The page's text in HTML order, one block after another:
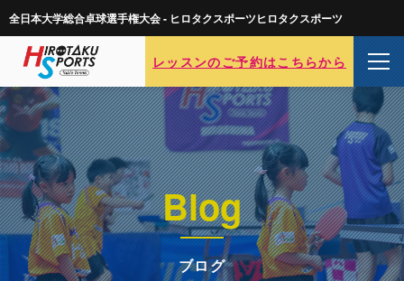
全日本大学総合卓球選手権大会 - ヒロタクスポーツヒロタクスポーツ
レッスンのご予約はこちらから
Blog
ブログ